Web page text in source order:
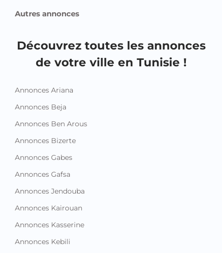
Autres annonces
Découvrez toutes les annonces
de votre ville en Tunisie !
Annonces Ariana
Annonces Beja
Annonces Ben Arous
Annonces Bizerte
Annonces Gabes
Annonces Gafsa
Annonces Jendouba
Annonces Kairouan
Annonces Kasserine
Annonces Kebili